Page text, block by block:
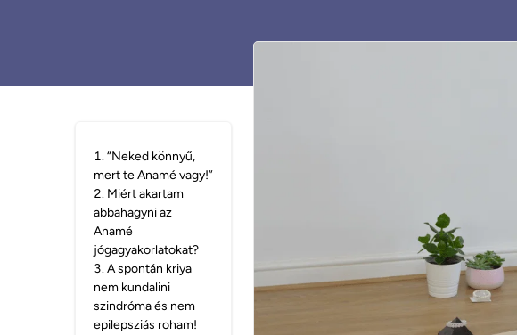
1.“Neked könnyű,
mert te Anamé vagy!”
2. Miért akartam
abbahagyni az
Anamé
jógagyakorlatokat?
3.A spontán kriya
nem kundalini
szindróma és nem
epilepsziás roham!